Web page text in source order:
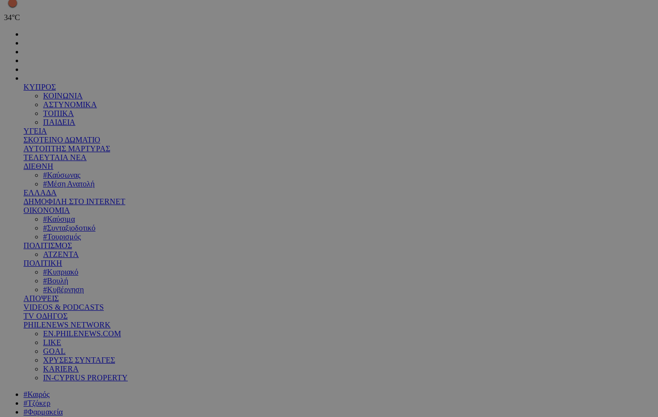
34°C
ΚΥΠΡΟΣ
ΚΟΙΝΩΝΙΑ
ΑΣΤΥΝΟΜΙΚΑ
ΤΟΠΙΚΑ
ΠΑΙΔΕΙΑ
ΥΓΕΙΑ
ΣΚΟΤΕΙΝΟ ΔΩΜΑΤΙΟ
ΑΥΤΟΠΤΗΣ ΜΑΡΤΥΡΑΣ
ΤΕΛΕΥΤΑΙΑ ΝΕΑ
ΔΙΕΘΝΗ
#Καύσωνας
#Μέση Ανατολή
ΕΛΛΑΔΑ
ΔΗΜΟΦΙΛΗ ΣΤΟ INTERNET
ΟΙΚΟΝΟΜΙΑ
#Καύσιμα
#Συνταξιοδοτικό
#Τουρισμός
ΠΟΛΙΤΙΣΜΟΣ
ΑΤΖΕΝΤΑ
ΠΟΛΙΤΙΚΗ
#Κυπριακό
#Βουλή
#Κυβέρνηση
ΑΠΟΨΕΙΣ
VIDEOS & PODCASTS
TV ΟΔΗΓΟΣ
PHILENEWS NETWORK
EN.PHILENEWS.COM
LIKE
GOAL
ΧΡΥΣΕΣ ΣΥΝΤΑΓΕΣ
KARIERA
IN-CYPRUS PROPERTY
#Καιρός
#Τζόκερ
#Φαρμακεία